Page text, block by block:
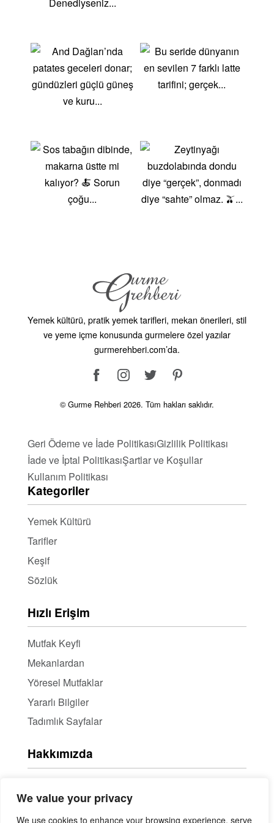
We value your privacy
We use cookies to enhance your browsing experience, serve
Yemek kültürü, pratik yemek tarifleri, mekan önerileri, stil
ve yeme içme konusunda gurmelere özel yazılar
gurmerehberi.com’da.
© Gurme Rehberi 2026. Tüm hakları saklıdır.
Geri Ödeme ve İade PolitikasıGizlilik Politikası
İade ve İptal PolitikasıŞartlar ve Koşullar
Kullanım Politikası
Kategoriler
Yemek Kültürü
Tarifler
Keşif
Sözlük
Hızlı Erişim
Mutfak Keyfi
Mekanlardan
Yöresel Mutfaklar
Yararlı Bilgiler
Tadımlık Sayfalar
Hakkımızda
Haber Bülteni / RSS